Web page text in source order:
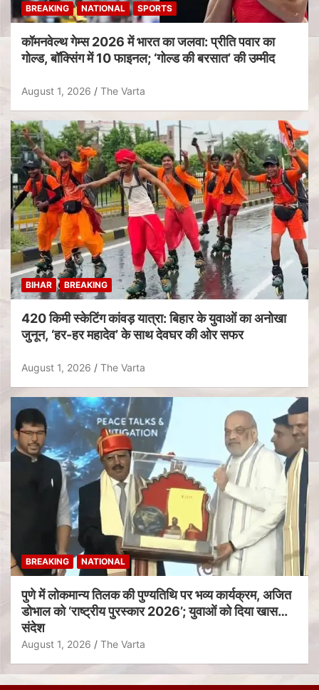
BREAKING NATIONAL SPORTS
कॉमनवेल्थ गेम्स 2026 में भारत का जलवा: प्रीति पवार का
गोल्ड, बॉक्सिंग में 10 फाइनल; ‘गोल्ड की बरसात’ की उम्मीद
August 1, 2026 The Varta
BIHAR BREAKING
420 किमी स्केटिंग कांवड़ यात्रा: बिहार के युवाओं का अनोखा
जुनून, ‘हर-हर महादेव’ के साथ देवघर की ओर सफर
August 1, 2026 The Varta
BREAKING NATIONAL
पुणे में लोकमान्य तिलक की पुण्यतिथि पर भव्य कार्यक्रम, अजित
डोभाल को ‘राष्ट्रीय पुरस्कार 2026’; युवाओं को दिया खास
संदेश
August 1, 2026 The Varta